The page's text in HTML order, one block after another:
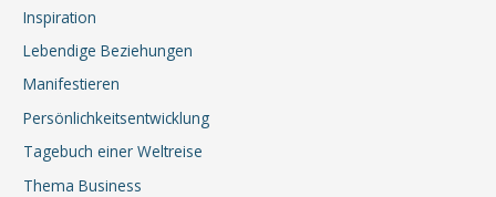
Inspiration
Lebendige Beziehungen
Manifestieren
Persönlichkeitsentwicklung
Tagebuch einer Weltreise
Thema Business